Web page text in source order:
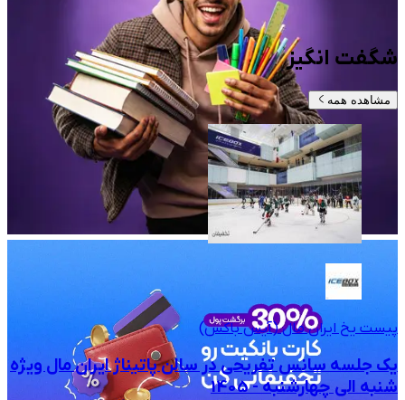
شگفت انگیز
مشاهده همه
پیست یخ ایران مال (آیس باکس)
یک جلسه سانس تفریحی در سالن پاتیناژ ایران مال ویژه
شنبه الی چهارشنبه - 1405